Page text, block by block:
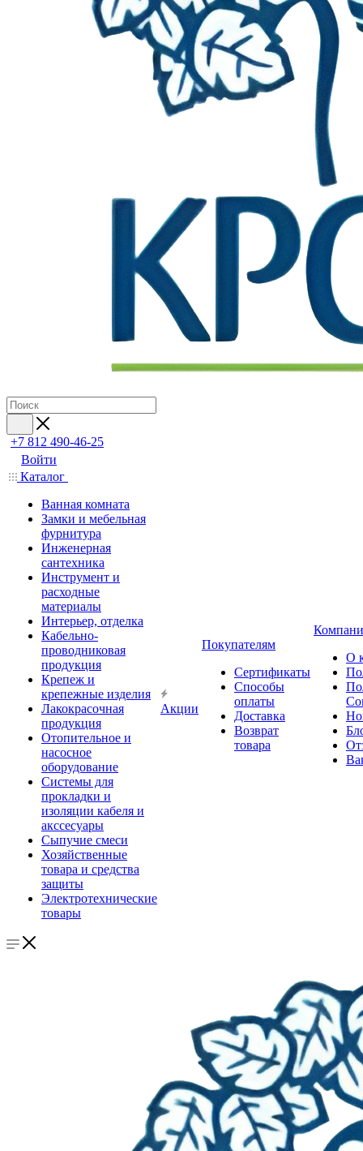
+7 812 490-46-25
Войти
Каталог
Ванная комната
Замки и мебельная
фурнитура
Инженерная
сантехника
Инструмент и
расходные
материалы
Интерьер, отделка
Кабельно-
проводниковая
продукция
Крепеж и
крепежные изделия
Лакокрасочная
продукция
Отопительное и
насосное
оборудование
Системы для
прокладки и
изоляции кабеля и
акссесуары
Сыпучие смеси
Хозяйственные
товара и средства
защиты
Электротехнические
товары
Акции
Покупателям
Сертификаты
Способы
оплаты
Доставка
Возврат
товара
О